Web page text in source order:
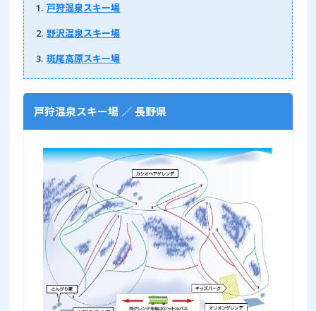
戸狩温泉スキー場
野沢温泉スキー場
斑尾高原スキー場
戸狩温泉スキー場 ／ 長野県